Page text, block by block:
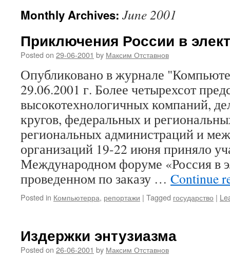
Monthly Archives: June 2001
Приключения России в
Posted on 29-06-2001 by Максим Отставнов
Опубликовано в журнале
29.06.2001 г. Более четырехсот
высокотехнологичных компаний,
кругов, федеральных и
региональных администраций и
организаций 19-22 июня приняло
Международном форуме «Россия в
проведенном по заказу … Continue
Posted in Компьютерра, репортажи | Tagged государство |
Издержки энтузиазма
Posted on 26-06-2001 by Максим Отставнов